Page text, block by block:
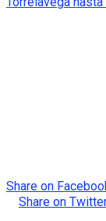
Share on
Share on